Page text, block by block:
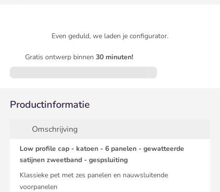
Even geduld, we laden je configurator.
Gratis ontwerp binnen 30 minuten!
Productinformatie
Omschrijving
Low profile cap - katoen - 6 panelen - gewatteerde
satijnen zweetband - gespsluiting
Klassieke pet met zes panelen en nauwsluitende
voorpanelen